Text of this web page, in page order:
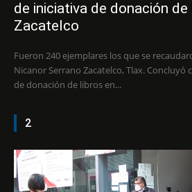
de iniciativa de donación de
Zacatelco
Fueron 240 ejemplares los que se
Nicanor Serrano Zacatelco, Tlax. Concluyó con gran éxito la campaña
de donación de libros en...
2